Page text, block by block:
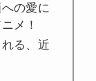
の愛に
メ！
る、近